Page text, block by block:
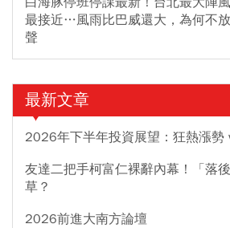
最接近…風雨比巴威還大，為何不
聲
最新文章
2026年下半年投資展望：狂熱漲勢
友達二把手柯富仁裸辭內幕！「落
草？
2026前進大南方論壇